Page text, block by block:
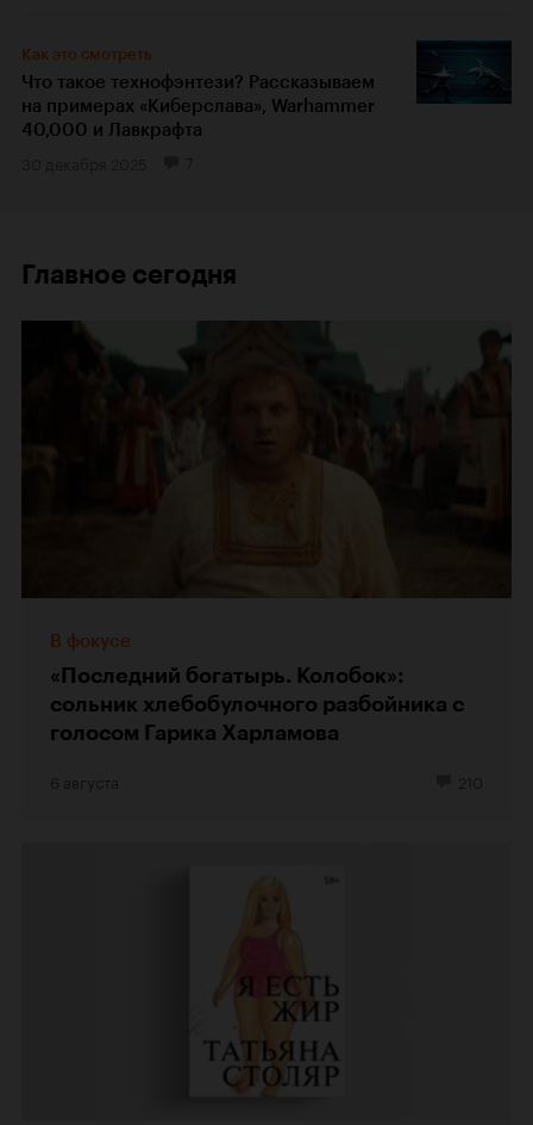
Как это смотреть
Что такое технофэнтези? Рассказываем
на примерах «Киберслава», Warhammer
40,000 и Лавкрафта
Главное сегодня
В фокусе
«Последний богатырь. Колобок»:
сольник хлебобулочного разбойника с
голосом Гарика Харламова